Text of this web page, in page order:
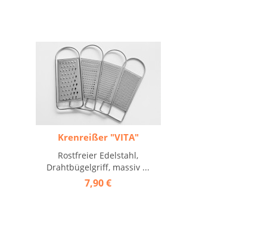
Krenreißer "VITA"
Rostfreier Edelstahl,
Drahtbügelgriff, massiv ...
7,90 €